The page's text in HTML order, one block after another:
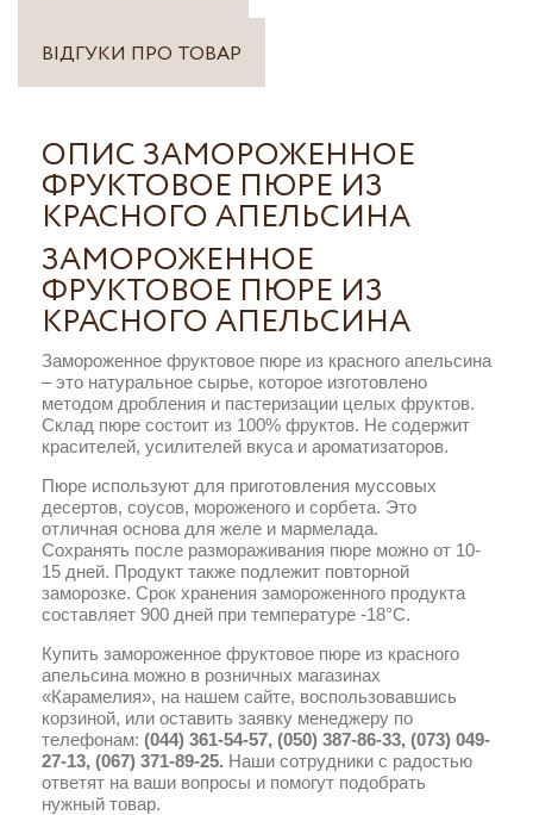
ВІДГУКИ ПРО ТОВАР
ОПИС ЗАМОРОЖЕННОЕ
ФРУКТОВОЕ ПЮРЕ ИЗ
КРАСНОГО АПЕЛЬСИНА
ЗАМОРОЖЕННОЕ
ФРУКТОВОЕ ПЮРЕ ИЗ
КРАСНОГО АПЕЛЬСИНА
Замороженное фруктовое пюре из красного апельсина
– это натуральное сырье, которое изготовлено
методом дробления и пастеризации целых фруктов.
Склад пюре состоит из 100% фруктов. Не содержит
красителей, усилителей вкуса и ароматизаторов.
Пюре используют для приготовления муссовых
десертов, соусов, мороженого и сорбета. Это
отличная основа для желе и мармелада.
Сохранять после размораживания пюре можно от 10-
15 дней. Продукт также подлежит повторной
заморозке. Срок хранения замороженного продукта
составляет 900 дней при температуре -18°C.
Купить замороженное фруктовое пюре из красного
апельсина можно в розничных магазинах
«Карамелия», на нашем сайте, воспользовавшись
корзиной, или оставить заявку менеджеру по
телефонам: (044) 361-54-57, (050) 387-86-33, (073) 049-
27-13, (067) 371-89-25. Наши сотрудники с радостью
ответят на ваши вопросы и помогут подобрать
нужный товар.